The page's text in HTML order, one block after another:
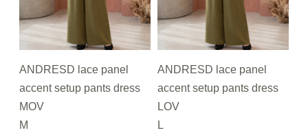
ANDRESD lace panel
accent setup pants dress
MOV
M
ANDRESD lace panel
accent setup pants dress
LOV
L